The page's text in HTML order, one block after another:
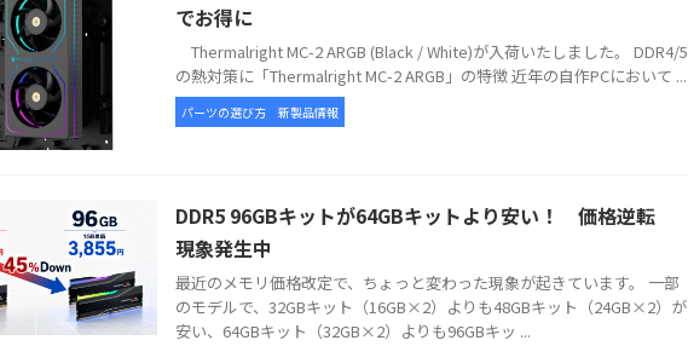
でお得に
Thermalright MC-2 ARGB (Black / White)が入荷いたしました。 DDR4/5
の熱対策に「Thermalright MC-2 ARGB」の特徴 近年の自作PCにおいて ...
パーツの選び方 新製品情報
DDR5 96GBキットが64GBキットより安い！ 価格逆転
現象発生中
最近のメモリ価格改定で、ちょっと変わった現象が起きています。 一部
のモデルで、32GBキット（16GB×2）よりも48GBキット（24GB×2）が
安い、64GBキット（32GB×2）よりも96GBキッ ...